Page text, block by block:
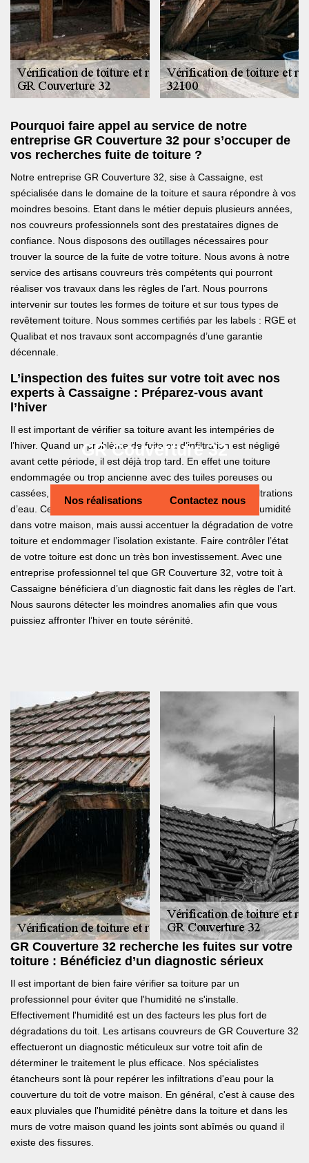
GR Couverture 32
Nos réalisations Contactez nous
Pourquoi faire appel au service de notre
entreprise GR Couverture 32 pour s’occuper de
vos recherches fuite de toiture ?
Notre entreprise GR Couverture 32, sise à Cassaigne, est
spécialisée dans le domaine de la toiture et saura répondre à vos
moindres besoins. Etant dans le métier depuis plusieurs années,
nos couvreurs professionnels sont des prestataires dignes de
confiance. Nous disposons des outillages nécessaires pour
trouver la source de la fuite de votre toiture. Nous avons à notre
service des artisans couvreurs très compétents qui pourront
réaliser vos travaux dans les règles de l’art. Nous pourrons
intervenir sur toutes les formes de toiture et sur tous types de
revêtement toiture. Nous sommes certifiés par les labels : RGE et
Qualibat et nos travaux sont accompagnés d’une garantie
décennale.
L’inspection des fuites sur votre toit avec nos
experts à Cassaigne : Préparez-vous avant
l’hiver
Il est important de vérifier sa toiture avant les intempéries de
l’hiver. Quand un problème de fuite ou d’infiltration est négligé
avant cette période, il est déjà trop tard. En effet une toiture
endommagée ou trop ancienne avec des tuiles poreuses ou
cassées, peut provoquer sur la période hivernale des infiltrations
d’eau. Ceci peut d’une part provoquer des problèmes d’humidité
dans votre maison, mais aussi accentuer la dégradation de votre
toiture et endommager l’isolation existante. Faire contrôler l’état
de votre toiture est donc un très bon investissement. Avec une
entreprise professionnel tel que GR Couverture 32, votre toit à
Cassaigne bénéficiera d’un diagnostic fait dans les règles de l’art.
Nous saurons détecter les moindres anomalies afin que vous
puissiez affronter l’hiver en toute sérénité.
GR Couverture 32 recherche les fuites sur votre
toiture : Bénéficiez d’un diagnostic sérieux
Il est important de bien faire vérifier sa toiture par un
professionnel pour éviter que l'humidité ne s'installe.
Effectivement l'humidité est un des facteurs les plus fort de
dégradations du toit. Les artisans couvreurs de GR Couverture 32
effectueront un diagnostic méticuleux sur votre toit afin de
déterminer le traitement le plus efficace. Nos spécialistes
étancheurs sont là pour repérer les infiltrations d'eau pour la
couverture du toit de votre maison. En général, c'est à cause des
eaux pluviales que l'humidité pénètre dans la toiture et dans les
murs de votre maison quand les joints sont abîmés ou quand il
existe des fissures.